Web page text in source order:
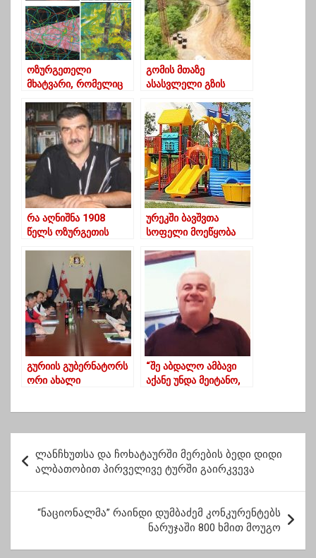
წარმოება
შეჩერებულია
ოზურგეთელი
მხატვარი, რომელიც
რიონის ხეობის
დამცველებს
მხარდაჭერას
უცხადებს
გომის მთაზე
ასასვლელი გზის
სამუშაოები აქტიურად
მიმდინარეობს
რა აღნიშნა 1908
წელს ოზურგეთის
უფროსმა
ლაზარენკომ ,,გურიის
რესპუბლიკის”
სასამართლო
პროცესზე – ირაკლი
მახარაძე
ურეკში ბავშვთა
სოფელი მოეწყობა
გურიის გუბერნატორს
ორი ახალი
“შე აბდალო ამბავი
აქანე უნდა მეიტანო,
ო
ს
ლანჩხუთსა და ჩოხატაურში მერების ბედი დიდი
ალბათობით პირველივე ტურში გაირკვევა
“ნაციონალმა” რაინდი დუმბაძემ კონკურენტებს
ნარუჯაში 800 ხმით მოუგო